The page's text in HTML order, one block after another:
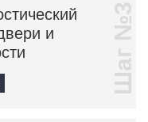
и
Шаг №3